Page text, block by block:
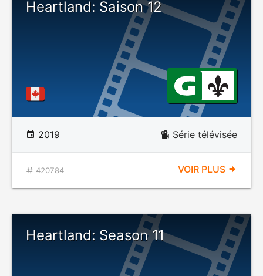
Heartland: Saison 12
2019 Série télévisée
420784 VOIR PLUS
Heartland: Season 11